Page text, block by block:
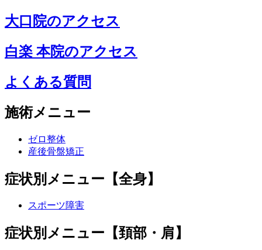
大口院のアクセス
白楽 本院のアクセス
よくある質問
施術メニュー
ゼロ整体
産後骨盤矯正
症状別メニュー【全身】
スポーツ障害
症状別メニュー【頚部・肩】